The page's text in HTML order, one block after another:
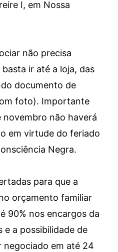
I, em Nossa
não precisa
ir até a loja, das
documento de
foto). Importante
não haverá
em virtude do feriado
Negra.
para que a
orçamento familiar
90% nos encargos da
e a possibilidade de
negociado em até 24